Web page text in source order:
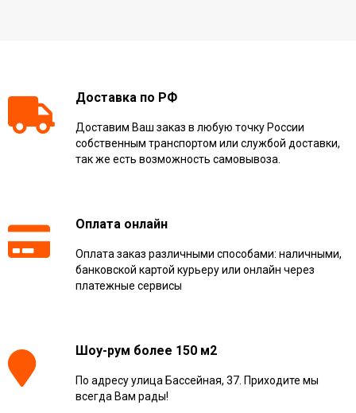
Доставка по РФ
Доставим Ваш заказ в любую точку России
собственным транспортом или службой доставки,
так же есть возможность самовывоза.
Оплата онлайн
Оплата заказ различными способами: наличными,
банковской картой курьеру или онлайн через
платежные сервисы
Шоу-рум более 150 м2
По адресу улица Бассейная, 37. Приходите мы
всегда Вам рады!